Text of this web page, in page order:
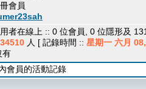
會員
者在線上 :: 0 位會員, 0 位隱形及
34510 人 [ 記錄時間 :: 星期一 六月
有
會員的活動記錄